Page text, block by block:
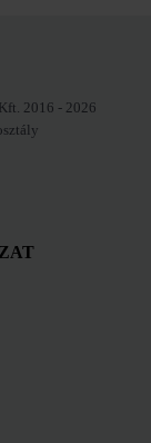
2016 - 2026